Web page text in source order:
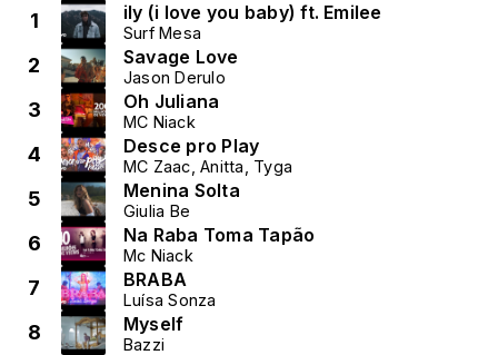
1 ily (i love you baby) ft. Emilee
Surf Mesa
2 Savage Love
Jason Derulo
3 Oh Juliana
MC Niack
4 Desce pro Play
MC Zaac, Anitta, Tyga
5 Menina Solta
Giulia Be
6 Na Raba Toma Tapão
Mc Niack
7 BRABA
Luísa Sonza
8 Myself
Bazzi